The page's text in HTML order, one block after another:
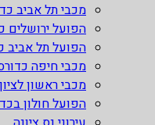
מכבי תל אביב
הפועל ירושלים
הפועל תל אביב
מכבי חיפה
מכבי ראשון לציון
הפועל חולון